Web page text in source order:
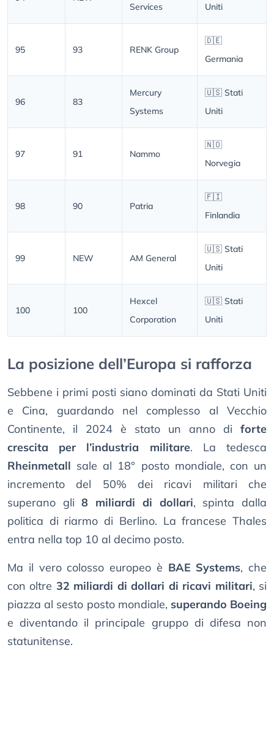
Services
Uniti
95 93 RENK Group
🇩🇪
Germania
96 83
Mercury
Systems
🇺🇸 Stati
Uniti
97 91 Nammo
🇳🇴
Norvegia
98 90 Patria
🇫🇮
Finlandia
99 NEW AM General
🇺🇸 Stati
Uniti
100 100
Hexcel
Corporation
🇺🇸 Stati
Uniti
La posizione dell’Europa si rafforza
Sebbene i primi posti siano dominati da Stati Uniti
e Cina, guardando nel complesso al Vecchio
Continente, il 2024 è stato un anno di forte
crescita per l’industria militare. La tedesca
Rheinmetall sale al 18° posto mondiale, con un
incremento del 50% dei ricavi militari che
superano gli8 miliardi di dollari, spinta dalla
politica di riarmo di Berlino. La francese Thales
entra nella top 10 al decimo posto.
Ma il vero colosso europeo è BAE Systems, che
con oltre 32 miliardi di dollari di ricavi militari, si
piazza al sesto posto mondiale, superando Boeing
e diventando il principale gruppo di difesa non
statunitense.